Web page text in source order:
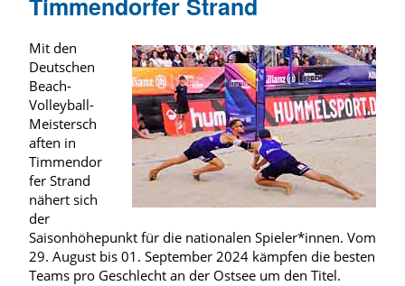
Timmendorfer Strand
Mit den
Deutschen
Beach-
Volleyball-
Meistersch
aften in
Timmendor
fer Strand
nähert sich
der
Saisonhöhepunkt für die nationalen Spieler*innen. Vom
29. August bis 01. September 2024 kämpfen die besten
Teams pro Geschlecht an der Ostsee um den Titel.